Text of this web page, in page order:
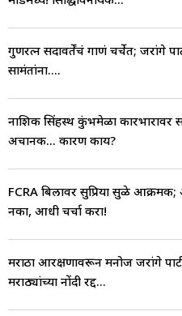
गुणरत्न सदावर्तेंचं गाणं चर्चेत; जरांगे
सामंतांना....
नाशिक सिंहस्थ कुंभमेळा कारभारावर
अचानक... कारण काय?
FCRA बिलावर सुप्रिया सुळे
नका, आधी चर्चा करा!
मराठा आरक्षणावरून मनोज जरांगे
मराठ्यांच्या नोंदी रद्द...